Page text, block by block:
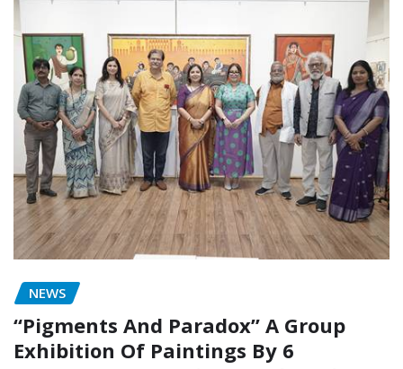
NEWS
“Pigments And Paradox” A Group
Exhibition Of Paintings By 6